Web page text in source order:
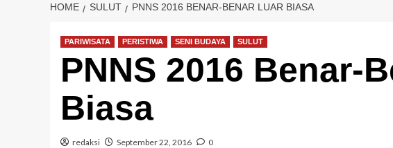
HOME SULUT PNNS 2016 BENAR-BENAR LUAR BIASA
PARIWISATA PERISTIWA SENI BUDAYA SULUT
PNNS 2016 Benar-
Biasa
redaksi September 22, 2016 0